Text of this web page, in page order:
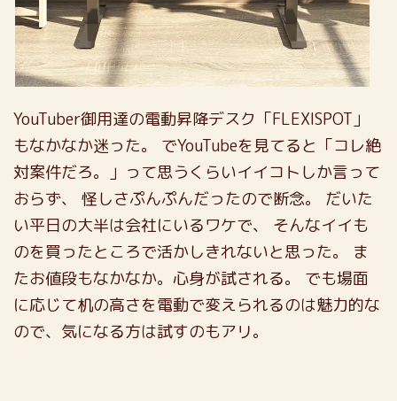
YouTuber御用達の電動昇降デスク「FLEXISPOT」
もなかなか迷った。
でYouTubeを見てると「コレ絶
対案件だろ。」って思うくらいイイコトしか言って
おらず、
怪しさぷんぷんだったので断念。
だいた
い平日の大半は会社にいるワケで、
そんなイイも
のを買ったところで活かしきれないと思った。
ま
たお値段もなかなか。心身が試される。
でも場面
に応じて机の高さを電動で変えられるのは魅力的な
ので、気になる方は試すのもアリ。